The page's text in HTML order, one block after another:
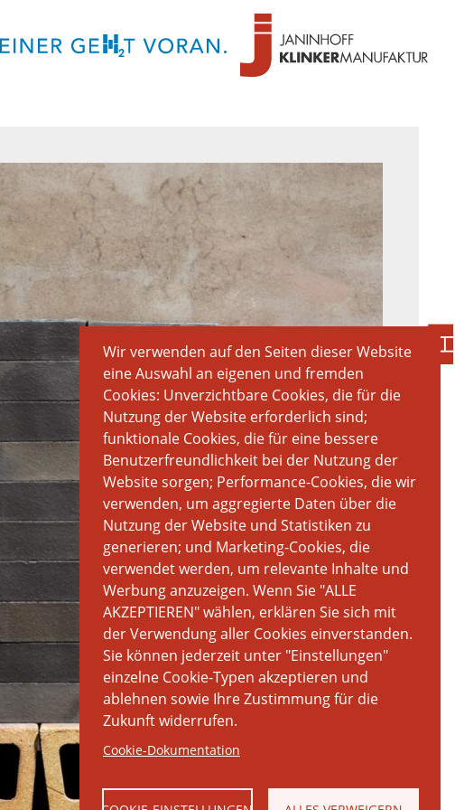
Wir verwenden auf den Seiten dieser Website
eine Auswahl an eigenen und fremden
Cookies: Unverzichtbare Cookies, die für die
Nutzung der Website erforderlich sind;
funktionale Cookies, die für eine bessere
Benutzerfreundlichkeit bei der Nutzung der
Website sorgen; Performance-Cookies, die wir
verwenden, um aggregierte Daten über die
Nutzung der Website und Statistiken zu
generieren; und Marketing-Cookies, die
verwendet werden, um relevante Inhalte und
Werbung anzuzeigen. Wenn Sie "ALLE
AKZEPTIEREN" wählen, erklären Sie sich mit
der Verwendung aller Cookies einverstanden.
Sie können jederzeit unter "Einstellungen"
einzelne Cookie-Typen akzeptieren und
ablehnen sowie Ihre Zustimmung für die
Zukunft widerrufen.
Cookie-Dokumentation